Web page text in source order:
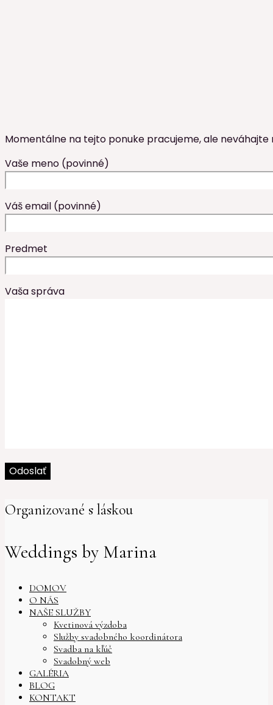
Momentálne na tejto ponuke pracujeme, ale
Vaše meno (povinné)
Váš email (povinné)
Predmet
Vaša správa
Organizované s láskou
Weddings by Marina
DOMOV
O NÁS
NAŠE SLUŽBY
Kvetinová výzdoba
Služby svadobného koordinátora
Svadba na kľúč
Svadobný web
GALÉRIA
BLOG
KONTAKT